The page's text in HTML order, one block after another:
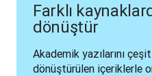
Farklı
dönüştür
Akademik yazılarını
dönüştürülen içeriklerle